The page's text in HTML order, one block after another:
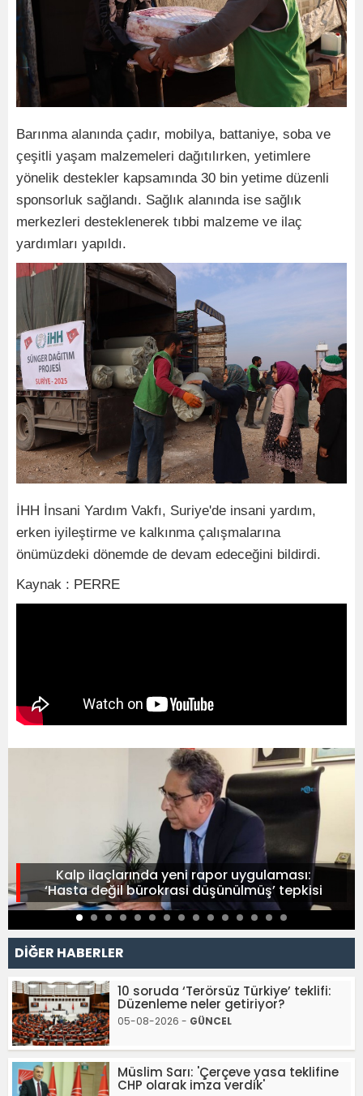
Barınma alanında çadır, mobilya, battaniye, soba ve
çeşitli yaşam malzemeleri dağıtılırken, yetimlere
yönelik destekler kapsamında 30 bin yetime düzenli
sponsorluk sağlandı. Sağlık alanında ise sağlık
merkezleri desteklenerek tıbbi malzeme ve ilaç
yardımları yapıldı.
İHH İnsani Yardım Vakfı, Suriye'de insani yardım,
erken iyileştirme ve kalkınma çalışmalarına
önümüzdeki dönemde de devam edeceğini bildirdi.
Kaynak : PERRE
Kalp ilaçlarında yeni rapor uygulaması:
‘Hasta değil bürokrasi düşünülmüş’ tepkisi
DİĞER HABERLER
10 soruda ‘Terörsüz Türkiye’ teklifi:
Düzenleme neler getiriyor?
05-08-2026 - GÜNCEL
Müslim Sarı: 'Çerçeve yasa teklifine
CHP olarak imza verdik'